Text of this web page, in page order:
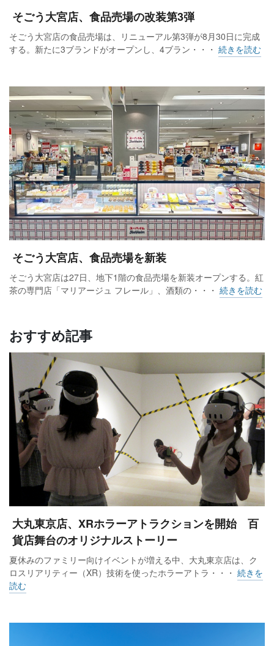
そごう大宮店、食品売場の改装第3弾
そごう大宮店の食品売場は、リニューアル第3弾が8月30日に完成
する。新たに3ブランドがオープンし、4ブラン・・・ 続きを読む
そごう大宮店、食品売場を新装
そごう大宮店は27日、地下1階の食品売場を新装オープンする。紅
茶の専門店「マリアージュ フレール」、酒類の・・・ 続きを読む
おすすめ記事
大丸東京店、XRホラーアトラクションを開始 百
貨店舞台のオリジナルストーリー
夏休みのファミリー向けイベントが増える中、大丸東京店は、ク
ロスリアリティー（XR）技術を使ったホラーアトラ・・・ 続きを
読む